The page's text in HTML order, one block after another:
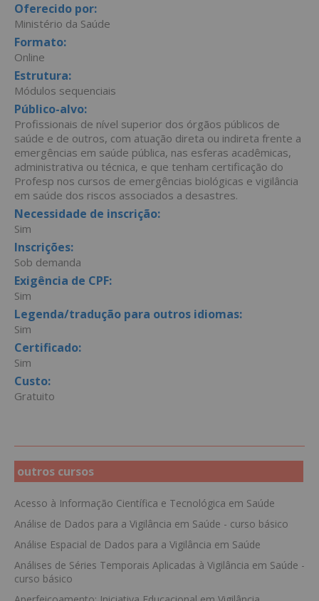
Oferecido por:
Ministério da Saúde
Formato:
Online
Estrutura:
Módulos sequenciais
Público-alvo:
Profissionais de nível superior dos órgãos públicos de
saúde e de outros, com atuação direta ou indireta frente a
emergências em saúde pública, nas esferas acadêmicas,
administrativa ou técnica, e que tenham certificação do
Profesp nos cursos de emergências biológicas e vigilância
em saúde dos riscos associados a desastres.
Necessidade de inscrição:
Sim
Inscrições:
Sob demanda
Exigência de CPF:
Sim
Legenda/tradução para outros idiomas:
Sim
Certificado:
Sim
Custo:
Gratuito
outros cursos
Acesso à Informação Científica e Tecnológica em Saúde
Análise de Dados para a Vigilância em Saúde - curso básico
Análise Espacial de Dados para a Vigilância em Saúde
Análises de Séries Temporais Aplicadas à Vigilância em Saúde -
curso básico